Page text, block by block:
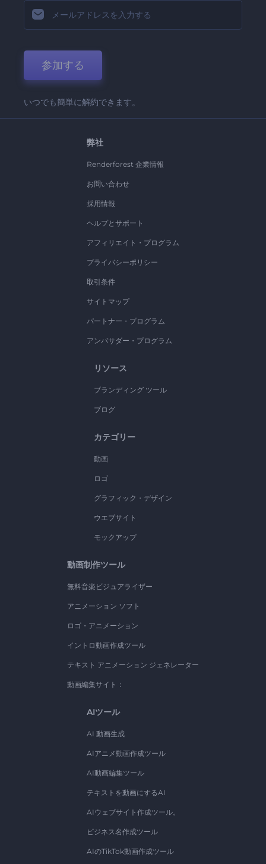
参加する
いつでも簡単に解約できます。
弊社
Renderforest 企業情報
お問い合わせ
採用情報
ヘルプとサポート
アフィリエイト・プログラム
プライバシーポリシー
取引条件
サイトマップ
パートナー・プログラム
アンバサダー・プログラム
リソース
ブランディング ツール
ブログ
カテゴリー
動画
ロゴ
グラフィック・デザイン
ウエブサイト
モックアップ
動画制作ツール
無料音楽ビジュアライザー
アニメーション ソフト
ロゴ・アニメーション
イントロ動画作成ツール
テキスト アニメーション ジェネレーター
動画編集サイト：
AIツール
AI 動画生成
AIアニメ動画作成ツール
AI動画編集ツール
テキストを動画にするAI
AIウェブサイト作成ツール。
ビジネス名作成ツール
AIのTikTok動画作成ツール